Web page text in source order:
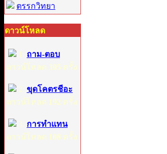
ตรรกวิทยา
ดาวน์โหลด
1: ถาม-ตอบ
ดาวน์โหลด 305 ครั้ง
2: ขุดโคตรชีอะ
ดาวน์โหลด 192 ครั้ง
3: การทำแทน
ดาวน์โหลด 108 ครั้ง